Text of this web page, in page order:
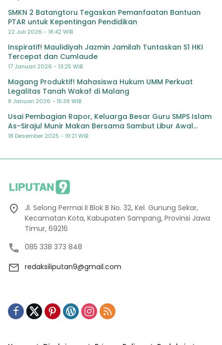
SMKN 2 Batangtoru Tegaskan Pemanfaatan Bantuan
PTAR untuk Kepentingan Pendidikan
22 Juli 2026 - 18:42 WIB
Inspiratif! Maulidiyah Jazmin Jamilah Tuntaskan S1 HKI
Tercepat dan Cumlaude
17 Januari 2026 - 13:25 WIB
Magang Produktif! Mahasiswa Hukum UMM Perkuat
Legalitas Tanah Wakaf di Malang
8 Januari 2026 - 15:39 WIB
Usai Pembagian Rapor, Keluarga Besar Guru SMPS Islam
As-Sirajul Munir Makan Bersama Sambut Libur Awal
Semester
18 Desember 2025 - 19:21 WIB
Jl. Selong Permai II Blok B No. 32, Kel. Gunung Sekar,
Kecamatan Kota, Kabupaten Sampang, Provinsi Jawa
Timur, 69216
085 338 373 848
redaksiliputan9@gmail.com